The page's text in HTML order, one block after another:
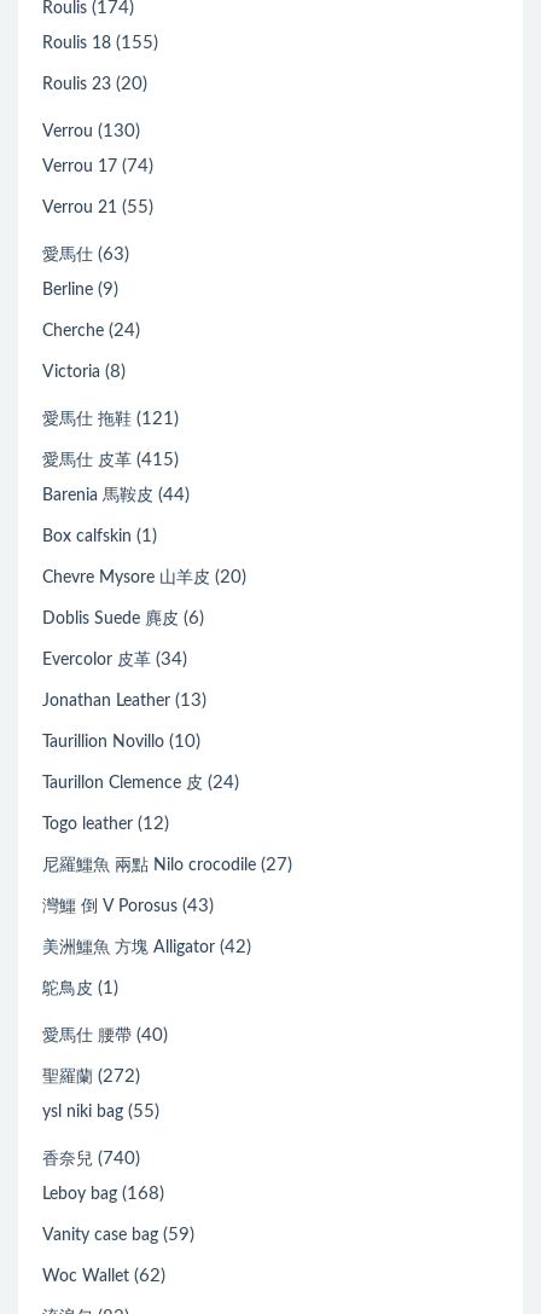
Roulis (174)
Roulis 18 (155)
Roulis 23 (20)
Verrou (130)
Verrou 17 (74)
Verrou 21 (55)
愛馬仕 (63)
Berline (9)
Cherche (24)
Victoria (8)
愛馬仕 拖鞋 (121)
愛馬仕 皮革 (415)
Barenia 馬鞍皮 (44)
Box calfskin (1)
Chevre Mysore 山羊皮 (20)
Doblis Suede 麂皮 (6)
Evercolor 皮革 (34)
Jonathan Leather (13)
Taurillion Novillo (10)
Taurillon Clemence 皮 (24)
Togo leather (12)
尼羅鱷魚 兩點 Nilo crocodile (27)
灣鱷 倒 V Porosus (43)
美洲鱷魚 方塊 Alligator (42)
鴕鳥皮 (1)
愛馬仕 腰帶 (40)
聖羅蘭 (272)
ysl niki bag (55)
香奈兒 (740)
Leboy bag (168)
Vanity case bag (59)
Woc Wallet (62)